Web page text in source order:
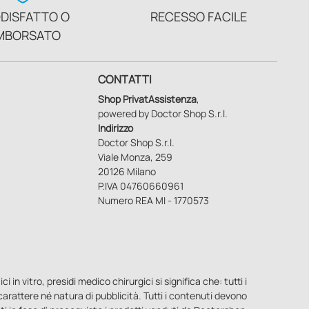
O
RECESSO FACILE
CONTATTI
Shop PrivatAssistenza,
powered by Doctor Shop S.r.l.
Indirizzo
Doctor Shop S.r.l.
Viale Monza, 259
20126 Milano
P.IVA 04760660961
Numero REA MI - 1770573
in vitro, presidi medico chirurgici si significa che: tutti i
né natura di pubblicità. Tutti i contenuti devono